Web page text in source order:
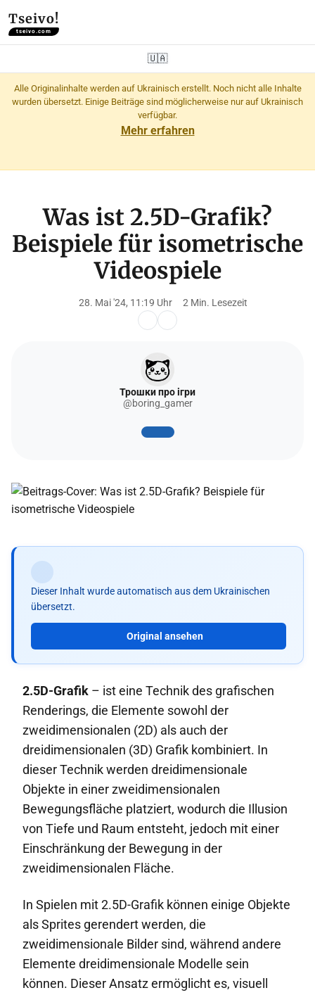
Tseivo!
tseivo.com
🇺🇦
Alle Originalinhalte werden auf Ukrainisch erstellt. Noch nicht alle Inhalte
wurden übersetzt. Einige Beiträge sind möglicherweise nur auf Ukrainisch
verfügbar.
Mehr erfahren
Was ist 2.5D-Grafik?
Beispiele für isometrische
Videospiele
28. Mai '24, 11:19 Uhr 2 Min. Lesezeit
Трошки про ігри
@boring_gamer
Dieser Inhalt wurde automatisch aus dem Ukrainischen
übersetzt.
Original ansehen
2.5D-Grafik – ist eine Technik des grafischen
Renderings, die Elemente sowohl der
zweidimensionalen (2D) als auch der
dreidimensionalen (3D) Grafik kombiniert. In
dieser Technik werden dreidimensionale
Objekte in einer zweidimensionalen
Bewegungsfläche platziert, wodurch die Illusion
von Tiefe und Raum entsteht, jedoch mit einer
Einschränkung der Bewegung in der
zweidimensionalen Fläche.
In Spielen mit 2.5D-Grafik können einige Objekte
als Sprites gerendert werden, die
zweidimensionale Bilder sind, während andere
Elemente dreidimensionale Modelle sein
können. Dieser Ansatz ermöglicht es, visuell